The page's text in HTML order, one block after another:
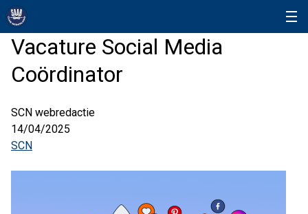
Vacature Social Media
Coördinator
SCN webredactie
14/04/2025
SCN